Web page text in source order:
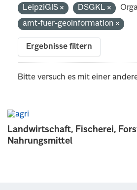
Landwirtschaft, Fischerei,
Nahrungsmittel
LeipziGIS
DSGKL
amt-fuer-geoinformation
Ergebnisse filtern
Bitte versuch es mit einer